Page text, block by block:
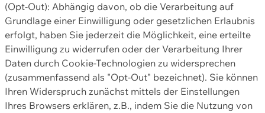
(Opt-Out): Abhängig davon, ob die Verarbeitung auf
Grundlage einer Einwilligung oder gesetzlichen Erlaubnis
erfolgt, haben Sie jederzeit die Möglichkeit, eine erteilte
Einwilligung zu widerrufen oder der Verarbeitung Ihrer
Daten durch Cookie-Technologien zu widersprechen
(zusammenfassend als "Opt-Out" bezeichnet). Sie können
Ihren Widerspruch zunächst mittels der Einstellungen
Ihres Browsers erklären, z.B., indem Sie die Nutzung von